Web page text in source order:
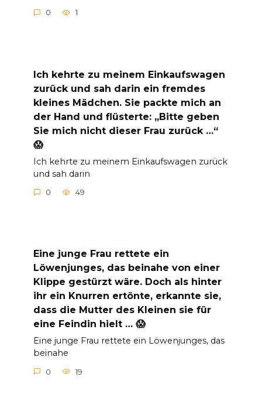
0 1
Ich kehrte zu meinem Einkaufswagen
zurück und sah darin ein fremdes
kleines Mädchen. Sie packte mich an
der Hand und flüsterte: „Bitte geben
Sie mich nicht dieser Frau zurück …“
😱
Ich kehrte zu meinem Einkaufswagen zurück
und sah darin
0 49
Eine junge Frau rettete ein
Löwenjunges, das beinahe von einer
Klippe gestürzt wäre. Doch als hinter
ihr ein Knurren ertönte, erkannte sie,
dass die Mutter des Kleinen sie für
eine Feindin hielt … 😱
Eine junge Frau rettete ein Löwenjunges, das
beinahe
0 19